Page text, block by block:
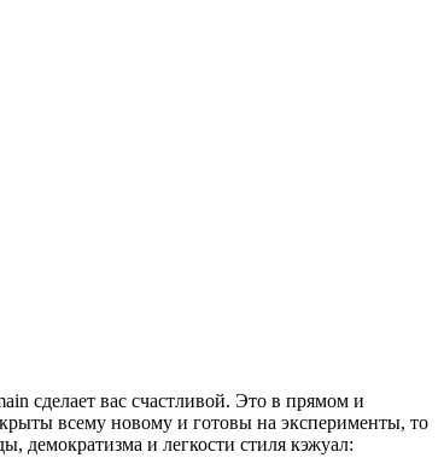
сделает вас счастливой. Это в прямом и
всему новому и готовы на эксперименты, то
демократизма и легкости стиля кэжуал: